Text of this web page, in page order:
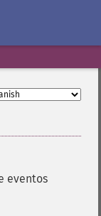
eventos